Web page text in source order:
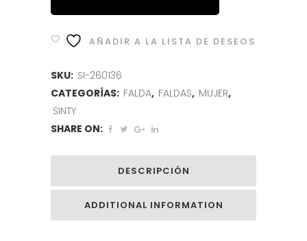
AÑADIR A LA LISTA DE DESEOS
SKU: SI-260136
CATEGORÍAS: FALDA, FALDAS, MUJER,
SINTY
SHARE ON:
DESCRIPCIÓN
ADDITIONAL INFORMATION